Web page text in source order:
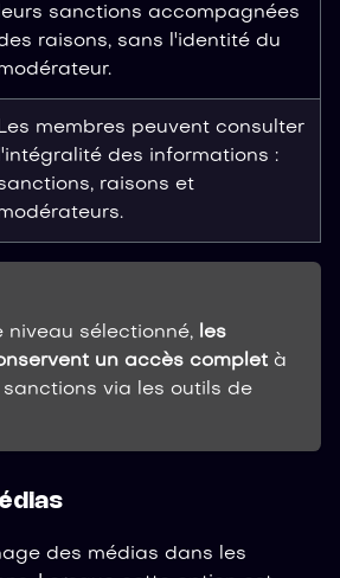
sanctions accompagnées
raisons, sans l'identité du
Les membres peuvent consulter
des informations :
raisons et
niveau sélectionné, les
un accès complet à
via les outils de
des médias dans les